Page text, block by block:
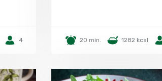
4 20 min. 1282 kcal